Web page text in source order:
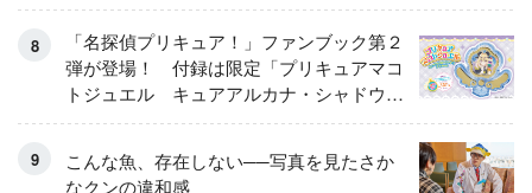
「名探偵プリキュア！」ファンブック第２
弾が登場！ 付録は限定「プリキュアマコ
トジュエル キュアアルカナ・シャドウ
アイスver.」 キュアエクレールを大特
こんな魚、存在しない──写真を見たさか
なクンの違和感